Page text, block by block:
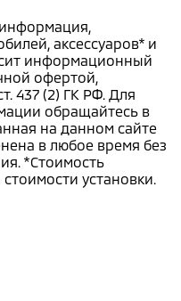
аксессуаров* и
информационный
офертой,
437 (2) ГК РФ. Для
обращайтесь в
на данном сайте
в любое время без
*Стоимость
стоимости установки.